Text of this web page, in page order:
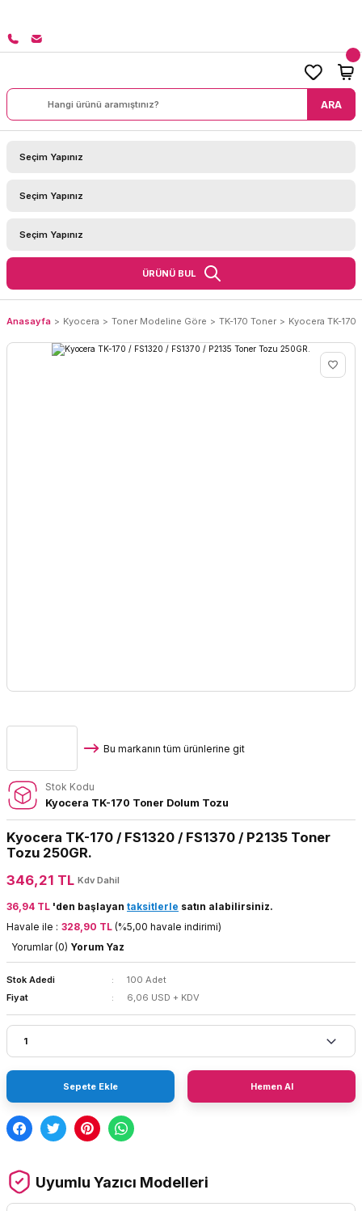
ARA
ÜRÜNÜ BUL
Anasayfa Kyocera Toner Modeline Göre TK-170 Toner Kyocera TK-170
Bu markanın tüm ürünlerine git
Stok Kodu
Kyocera TK-170 Toner Dolum Tozu
Kyocera TK-170 / FS1320 / FS1370 / P2135 Toner
Tozu 250GR.
346,21 TL Kdv Dahil
36,94 TL 'den başlayan taksitlerle satın alabilirsiniz.
Havale ile : 328,90 TL (%5,00 havale indirimi)
Yorumlar (0) Yorum Yaz
Stok Adedi
100 Adet
Fiyat
6,06 USD + KDV
Sepete Ekle Hemen Al
Uyumlu Yazıcı Modelleri